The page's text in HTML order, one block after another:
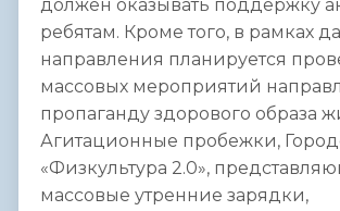
должен оказывать поддержку
ребятам. Кроме того, в рамках
направления планируется
массовых мероприятий
пропаганду здорового образа
Агитационные пробежки,
«Физкультура 2.0»,
массовые утренние зарядки,